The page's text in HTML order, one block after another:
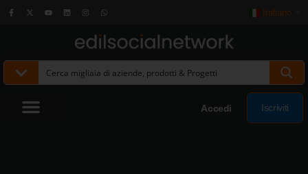
Italiano
Accedi Iscriviti